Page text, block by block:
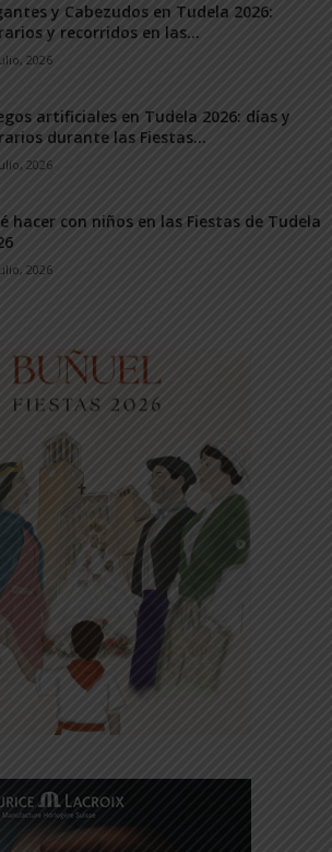
y Cabezudos en Tudela 2026:
y recorridos en las...
2026
artificiales en Tudela 2026: días y
durante las Fiestas...
2026
hacer con niños en las Fiestas de Tudela
2026